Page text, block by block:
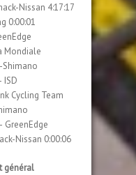
Nissan 4:17:17
0:00:01
Mondiale
Shimano
ISD
Cycling Team
GreenEdge
Nissan 0:00:06
général